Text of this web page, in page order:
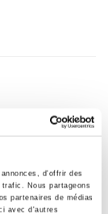
d'offrir des
Nous partageons
partenaires de médias
avec d'autres